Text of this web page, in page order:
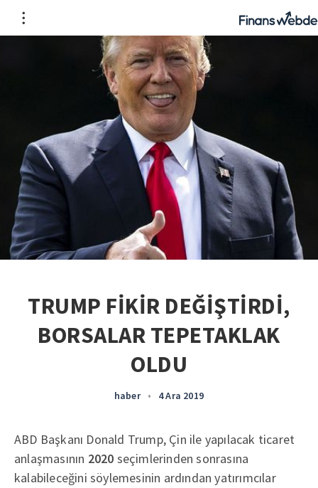
TRUMP FİKİR DEĞİŞTİRDİ,
BORSALAR TEPETAKLAK
OLDU
haber • 4 Ara 2019
ABD Başkanı Donald Trump, Çin ile yapılacak ticaret
anlaşmasının 2020 seçimlerinden sonrasına
kalabileceğini söylemesinin ardından yatırımcılar